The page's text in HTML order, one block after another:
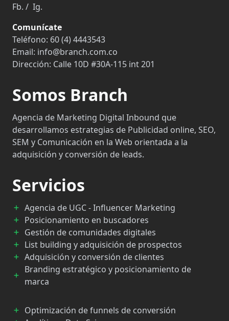
Fb. / Ig.
Comunícate
Teléfono: 60 (4) 4443543
Email: info@branch.com.co
Dirección: Calle 10D #30A-115 int 201
Somos Branch
Agencia de Marketing Digital Inbound que
desarrollamos estrategias de Publicidad online, SEO,
SEM y Comunicación en la Web orientada a la
adquisición y conversión de leads.
Servicios
Agencia de UGC - Influencer Marketing
Posicionamiento en buscadores
Gestión de comunidades digitales
List building y adquisición de prospectos
Adquisición y conversión de clientes
Branding estratégico y posicionamiento de
marca
Optimización de funnels de conversión